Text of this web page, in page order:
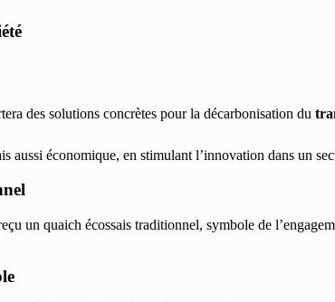
des solutions concrètes pour la décarbonisation du
aussi économique, en stimulant l’innovation dans un
un quaich écossais traditionnel, symbole de